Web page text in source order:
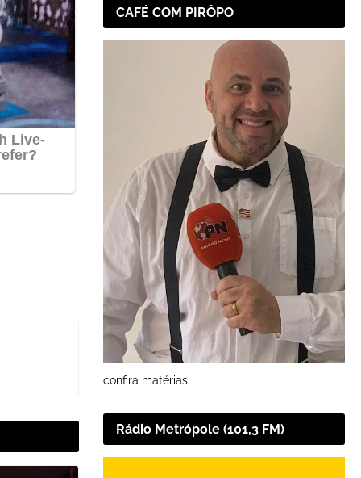
CAFÉ COM PIRÔPO
confira matérias
Rádio Metrópole (101,3 FM)